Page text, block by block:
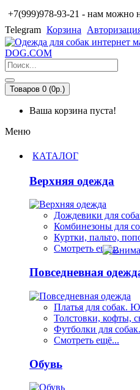
+7(999)978-93-21 - нам можно
Telegram Корзина
Товаров 0 (0р.)
Ваша корзина пуста!
Меню
КАТАЛОГ
Верхняя одежда
Дождевики для
Комбинезоны для
Куртки, пальто,
Смотреть ещё...
Повседневная
Платья для собак.
Толстовки, кофты,
Футболки для
Смотреть ещё...
Обувь